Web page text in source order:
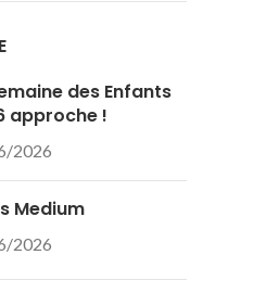
des Enfants
approche !
2026
Medium
2026